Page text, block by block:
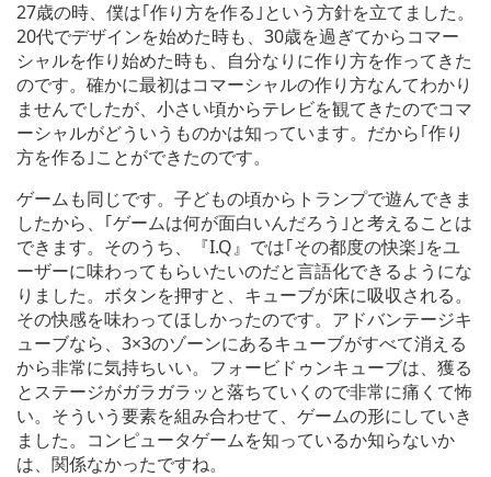
27歳の時、僕は｢作り方を作る｣という方針を立てました。
20代でデザインを始めた時も、30歳を過ぎてからコマー
シャルを作り始めた時も、自分なりに作り方を作ってきた
のです。確かに最初はコマーシャルの作り方なんてわかり
ませんでしたが、小さい頃からテレビを観てきたのでコマ
ーシャルがどういうものかは知っています。だから｢作り
方を作る｣ことができたのです。
ゲームも同じです。子どもの頃からトランプで遊んできま
したから、｢ゲームは何が面白いんだろう｣と考えることは
できます。そのうち、『I.Q』では｢その都度の快楽｣をユ
ーザーに味わってもらいたいのだと言語化できるようにな
りました。ボタンを押すと、キューブが床に吸収される。
その快感を味わってほしかったのです。アドバンテージキ
ューブなら、3×3のゾーンにあるキューブがすべて消える
から非常に気持ちいい。フォービドゥンキューブは、獲る
とステージがガラガラッと落ちていくので非常に痛くて怖
い。そういう要素を組み合わせて、ゲームの形にしていき
ました。コンピュータゲームを知っているか知らないか
は、関係なかったですね。